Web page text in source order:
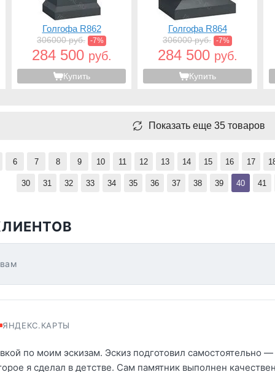
Голгофа R862
306000 руб. -7%
284 500 руб.
Купить
Голгофа R864
306000 руб. -7%
284 500 руб.
Купить
Показать еще 35 товаров
6 7 8 9 10 11 12 13 14 15 16 17
30 31 32 33 34 35 36 37 38 39 40 41
ЯНДЕКС.КАРТЫ
по моим эскизам. Эскиз подготовил самостоятельно
я сделал в детстве. Сам памятник выполнен